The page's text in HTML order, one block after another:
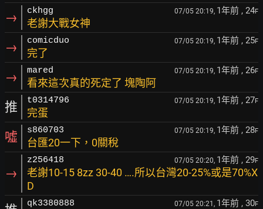
→ ckhgg 07/05 20:19, 1年前 , 24F
老謝大戰女神
→ comicduo 07/05 20:19, 1年前 , 25F
完了
→ mared 07/05 20:19, 1年前 , 26F
看來這次真的死定了 塊陶阿
推 t0314796 07/05 20:19, 1年前 , 27F
完蛋
噓 s860703 07/05 20:19, 1年前 , 28F
台匯20一下，0關稅
→
z256418 07/05 20:20, 1年前 , 29F
老謝10-15 8zz 30-40 ….所以台灣20-25%或是70%X
D
qk3380888 07/05 20:21, 1年前 , 30F